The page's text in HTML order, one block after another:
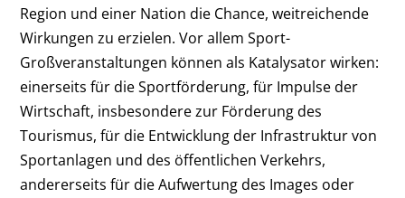
Region und einer Nation die Chance, weitreichende
Wirkungen zu erzielen. Vor allem Sport-
Großveranstaltungen können als Katalysator wirken:
einerseits für die Sportförderung, für Impulse der
Wirtschaft, insbesondere zur Förderung des
Tourismus, für die Entwicklung der Infrastruktur von
Sportanlagen und des öffentlichen Verkehrs,
andererseits für die Aufwertung des Images oder